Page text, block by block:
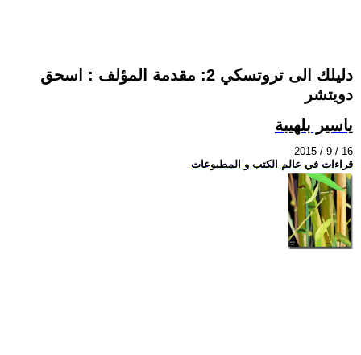
دليلك الى تروتسكي 2: مقدمة المؤلف : اسحق
دويتشر
ياسير بلهيبة
2015 / 9 / 16
قراءات في عالم الكتب و المطبوعات